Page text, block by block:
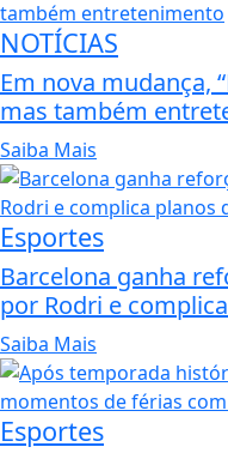
NOTÍCIAS
Em nova mudança,
mas também
Saiba Mais
Esportes
Barcelona ganha
por Rodri e
Saiba Mais
Esportes